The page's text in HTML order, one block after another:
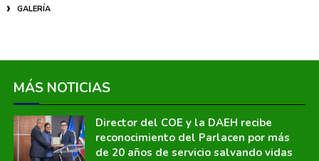
GALERÍA
MÁS NOTICIAS
Director del COE y la DAEH recibe
reconocimiento del Parlacen por más
de 20 años de servicio salvando vidas